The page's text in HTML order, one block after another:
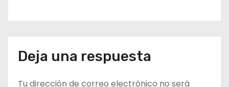
Deja una respuesta
Tu dirección de correo electrónico no será